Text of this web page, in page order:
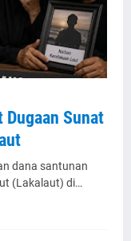
Sunat
dana santunan
(Lakalaut) di…